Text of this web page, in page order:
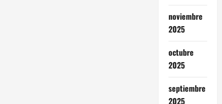
noviembre
2025
octubre
2025
septiembre
2025